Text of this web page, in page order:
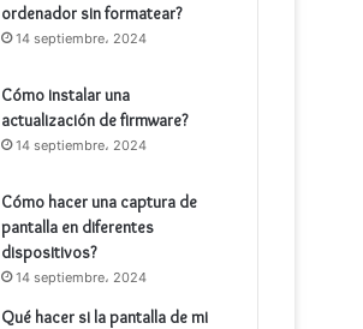
ordenador sin formatear?
14 septiembre، 2024
Cómo instalar una
actualización de firmware?
14 septiembre، 2024
Cómo hacer una captura de
pantalla en diferentes
dispositivos?
14 septiembre، 2024
Qué hacer si la pantalla de mi